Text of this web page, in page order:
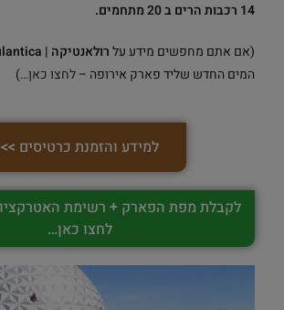
14 רכבות הרים ב 20 מתחמים.
(אם אתם מחפשים מידע עלרולאנטיקה | Rulantica
המים החדש שליד פארק אירופה –לחצו כאן…)
למידע והזמנת כרטיסים >>
לחצו כאן…